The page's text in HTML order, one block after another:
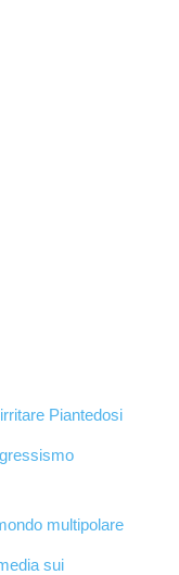
Piantedosi
multipolare
sui